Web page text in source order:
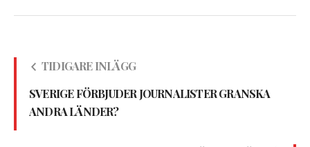
TIDIGARE INLÄGG
SVERIGE FÖRBJUDER JOURNALISTER GRANSKA
ANDRA LÄNDER?